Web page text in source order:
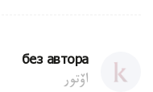
без автора
اۆتور